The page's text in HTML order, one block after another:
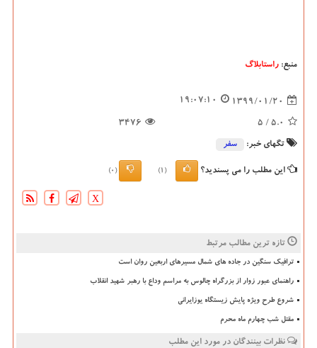
منبع: راستابلاگ
1399/01/20
19:07:10
5.0
/ 5
3476
تگهای خبر: سفر
این مطلب را می پسندید؟ (1)
(0)
X
تازه ترین مطالب مرتبط
ترافیک سنگین در جاده های شمال مسیرهای اربعین روان است
راهنمای عبور زوار از بزرگراه چالوس به مراسم وداع با رهبر شهید انقلاب
شروع طرح ویژه پایش زیستگاه یوزایرانی
مقتل شب چهارم ماه محرم
نظرات بینندگان در مورد این مطلب